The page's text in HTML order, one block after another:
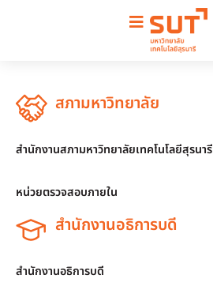
สภามหาวิทยาลัย
สำนักงานสภามหาวิทยาลัยเทคโนโลยีสุรนารี
หน่วยตรวจสอบภายใน
สำนักงานอธิการบดี
สำนักงานอธิการบดี